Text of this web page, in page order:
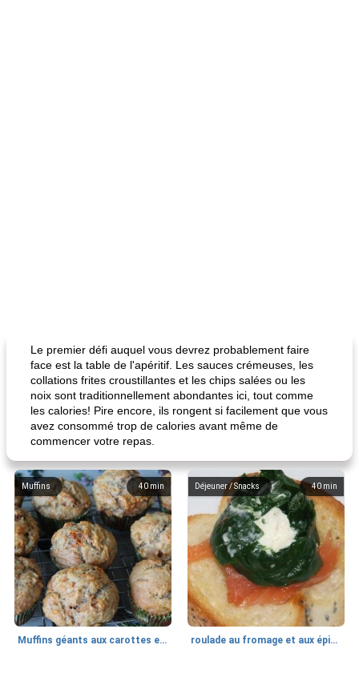
Le premier défi auquel vous devrez probablement faire
face est la table de l'apéritif. Les sauces crémeuses, les
collations frites croustillantes et les chips salées ou les
noix sont traditionnellement abondantes ici, tout comme
les calories! Pire encore, ils rongent si facilement que vous
avez consommé trop de calories avant même de
commencer votre repas.
40 min
Muffins
Muffins géants aux carottes et à la banane de Nif
40 min
Déjeuner / Snacks
roulade au fromage et aux épinards